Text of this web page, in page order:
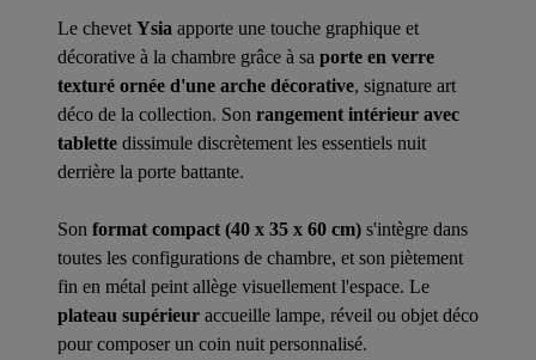
Le chevet Ysia apporte une touche graphique et
décorative à la chambre grâce à sa porte en verre
texturé ornée d'une arche décorative, signature art
déco de la collection. Son rangement intérieur avec
tablette dissimule discrètement les essentiels nuit
derrière la porte battante.
Son format compact (40 x 35 x 60 cm) s'intègre dans
toutes les configurations de chambre, et son piètement
fin en métal peint allège visuellement l'espace. Le
plateau supérieur accueille lampe, réveil ou objet déco
pour composer un coin nuit personnalisé.